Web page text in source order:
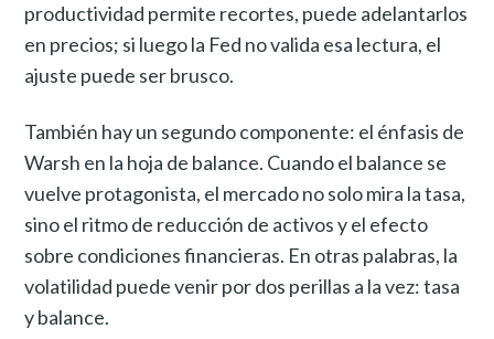
productividad permite recortes, puede adelantarlos
en precios; si luego la Fed no valida esa lectura, el
ajuste puede ser brusco.
También hay un segundo componente: el énfasis de
Warsh en la hoja de balance. Cuando el balance se
vuelve protagonista, el mercado no solo mira la tasa,
sino el ritmo de reducción de activos y el efecto
sobre condiciones financieras. En otras palabras, la
volatilidad puede venir por dos perillas a la vez: tasa
y balance.